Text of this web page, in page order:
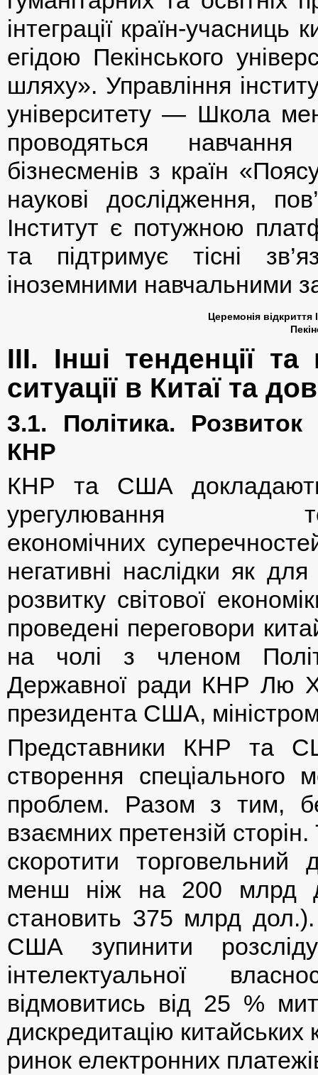
інтеграції країн-учасниць
егідою Пекінського
шляху». Управління
університету — Школа
проводяться
бізнесменів з країн
наукові дослідження,
Інститут є потужною
та підтримує тісні
іноземними навчальними
Церемонія відкриття
ІІІ. Інші тенденції
ситуації в Китаї та
3.1. Політика. Розвиток
КНР
КНР та США
урегулювання
економічних
негативні наслідки як
розвитку світової
проведені переговори
на чолі з членом
Державної ради КНР Лю
президента США,
Представники КНР та
створення спеціального
проблем. Разом з тим,
взаємних претензій
скоротити
менш ніж на 200 млрд
становить 375 млрд
США зупинити
інтелектуальної
відмовитись від 25 %
дискредитацію китайських
ринок електронних